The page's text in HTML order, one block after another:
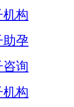
构
助孕
询
构